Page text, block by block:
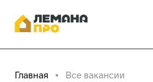
Главная Все вакансии